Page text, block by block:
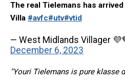
The real Tielemans has
Villa #avfc#utv#vtid
— West Midlands Villager
December 6, 2023
"Youri Tielemans is pure klasse